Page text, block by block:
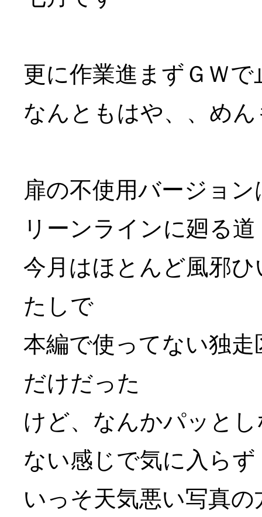
更に作業進まずＧＷ
なんともはや、、め
扉の不使用バージョ
リーンラインに廻る道
今月はほとんど風邪
たしで
本編で使ってない独
だけだった
けど、なんかパッと
ない感じで気に入らず
いっそ天気悪い写真